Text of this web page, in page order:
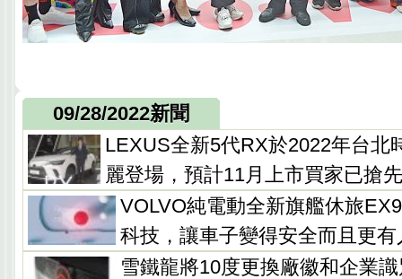
09/28/2022新聞
LEXUS全新5代RX於2022年台北
麗登場，預計11月上市買家已搶
VOLVO純電動全新旗艦休旅
科技，讓車子變得安全而且更有
雪鐵龍將10度更換廠徽和企業